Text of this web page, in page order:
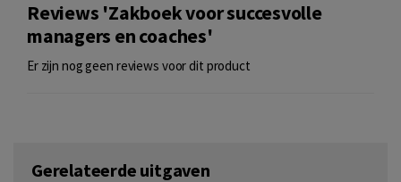
Reviews 'Zakboek voor succesvolle
managers en coaches'
Er zijn nog geen reviews voor dit product
Gerelateerde uitgaven